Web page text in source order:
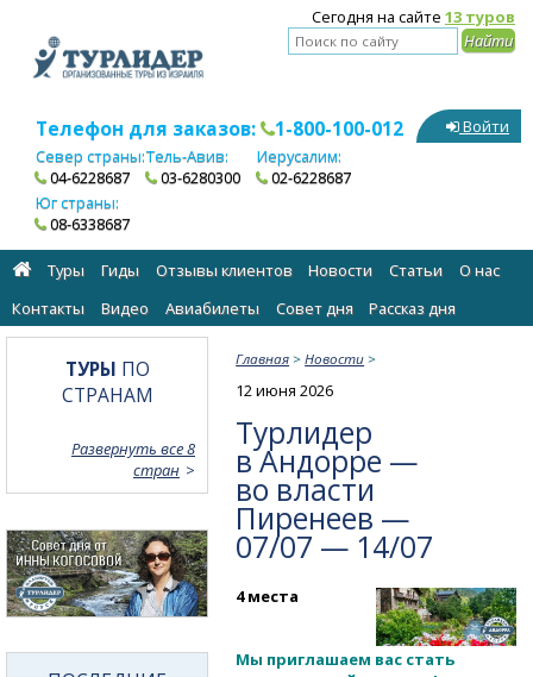
Сегодня на сайте 13 туров
Телефон для заказов: 1-800-100-012
Север страны:
04-6228687
Тель-Авив:
03-6280300
Иерусалим:
02-6228687
Юг страны:
08-6338687
Войти
Туры Гиды Отзывы клиентов Новости Статьи
О нас
Контакты
Видео Авиабилеты Cовет дня Рассказ дня
Главная >Новости >
12 июня 2026
Турлидер
в Андорре —
во власти
Пиренеев —
07/07 — 14/07
4 места
Мы приглашаем вас стать
ТУРЫ ПО
СТРАНАМ
Развернуть все 8
стран